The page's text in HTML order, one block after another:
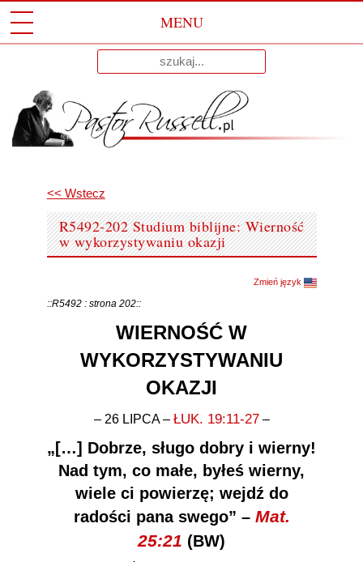
MENU
Treści
dla:
<< Wstecz
R5492-202 Studium biblijne: Wierność
w wykorzystywaniu okazji
Zmień język
::R5492 : strona 202::
WIERNOŚĆ W
WYKORZYSTYWANIU
OKAZJI
– 26 LIPCA – ŁUK. 19:11-27–
„[…] Dobrze, sługo dobry i wierny!
Nad tym, co małe, byłeś wierny,
wiele ci powierzę; wejdź do
radości pana swego” – Mat.
25:21 (BW)